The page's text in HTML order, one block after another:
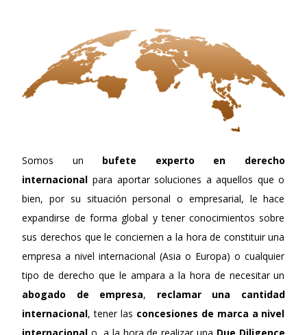
Somos un bufete experto en derecho
internacional para aportar soluciones a aquellos que o
bien, por su situación personal o empresarial, le hace
expandirse de forma global y tener conocimientos sobre
sus derechos que le conciernen a la hora de constituir una
empresa a nivel internacional (Asia o Europa) o cualquier
tipo de derecho que le ampara a la hora de necesitar un
abogado de empresa, reclamar una cantidad
internacional, tener las concesiones de marca a nivel